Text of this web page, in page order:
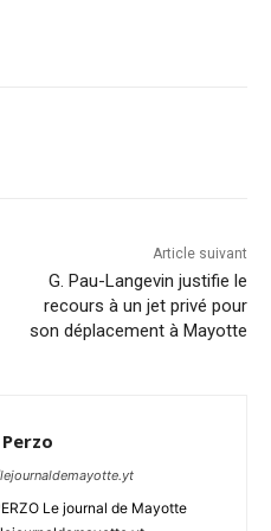
Article suivant
G. Pau-Langevin justifie le
recours à un jet privé pour
son déplacement à Mayotte
Le journal de Mayotte